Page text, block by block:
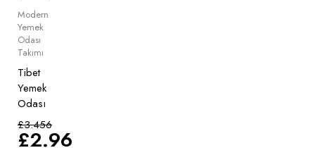
Modern
Yemek
Odası
Takımı
Tibet
Yemek
Odası
£3.456
£2.969